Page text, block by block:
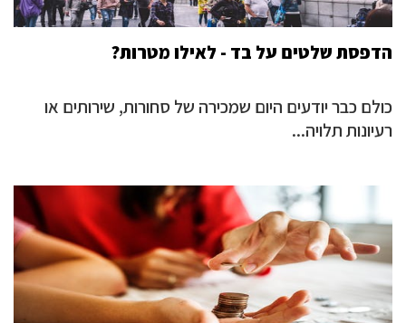
הדפסת שלטים על בד - לאילו מטרות?
כולם כבר יודעים היום שמכירה של סחורות, שירותים או
רעיונות תלויה...